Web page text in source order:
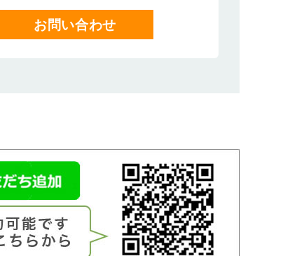
お問い合わせ